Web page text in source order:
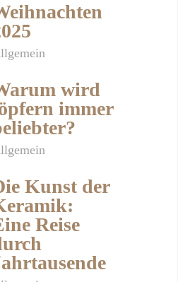
wird
immer
Kunst der
Reise